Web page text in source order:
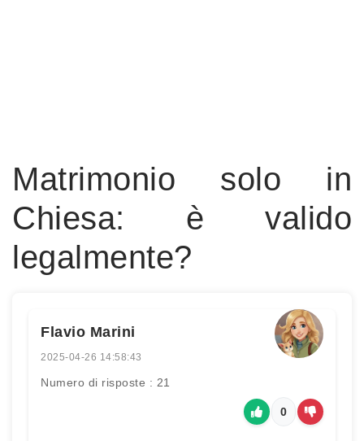
Matrimonio solo in
Chiesa: è valido
legalmente?
Flavio Marini
2025-04-26 14:58:43
Numero di risposte : 21
0